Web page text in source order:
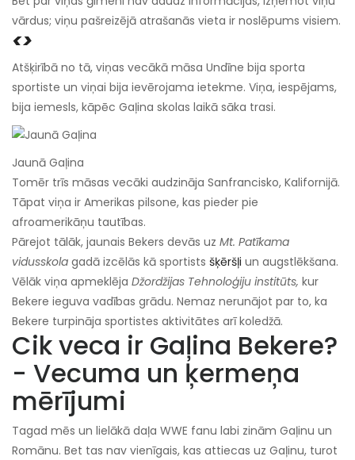
vārdus; viņu pašreizējā atrašanās vieta ir noslēpums visiem.
<>
Atšķirībā no tā, viņas vecākā māsa Undīne bija sporta
sportiste un viņai bija ievērojama ietekme. Viņa, iespējams,
bija iemesls, kāpēc Gaļina skolas laikā sāka trasi.
Jaunā Gaļina
Tomēr trīs māsas vecāki audzināja Sanfrancisko, Kalifornijā.
Tāpat viņa ir Amerikas pilsone, kas pieder pie
afroamerikāņu tautības.
Pārejot tālāk, jaunais Bekers devās uz Mt. Patīkama
vidusskola gadā izcēlās kā sportists šķēršļi un augstlēkšana.
Vēlāk viņa apmeklēja Džordžijas Tehnoloģiju institūts, kur
Bekere ieguva vadības grādu. Nemaz nerunājot par to, ka
Bekere turpināja sportistes aktivitātes arī koledžā.
Cik veca ir Gaļina Bekere?
- Vecuma un ķermeņa
mērījumi
Tagad mēs un lielākā daļa WWE fanu labi zinām Gaļinu un
Romānu. Bet tas nav vienīgais, kas attiecas uz Gaļinu, turot